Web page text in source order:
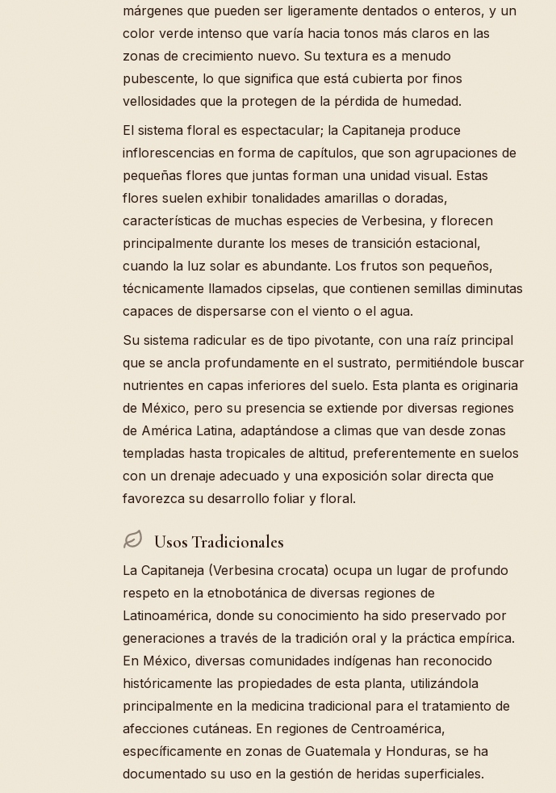
márgenes que pueden ser ligeramente dentados o enteros, y un
color verde intenso que varía hacia tonos más claros en las
zonas de crecimiento nuevo. Su textura es a menudo
pubescente, lo que significa que está cubierta por finos
vellosidades que la protegen de la pérdida de humedad.
El sistema floral es espectacular; la Capitaneja produce
inflorescencias en forma de capítulos, que son agrupaciones de
pequeñas flores que juntas forman una unidad visual. Estas
flores suelen exhibir tonalidades amarillas o doradas,
características de muchas especies de Verbesina, y florecen
principalmente durante los meses de transición estacional,
cuando la luz solar es abundante. Los frutos son pequeños,
técnicamente llamados cipselas, que contienen semillas diminutas
capaces de dispersarse con el viento o el agua.
Su sistema radicular es de tipo pivotante, con una raíz principal
que se ancla profundamente en el sustrato, permitiéndole buscar
nutrientes en capas inferiores del suelo. Esta planta es originaria
de México, pero su presencia se extiende por diversas regiones
de América Latina, adaptándose a climas que van desde zonas
templadas hasta tropicales de altitud, preferentemente en suelos
con un drenaje adecuado y una exposición solar directa que
favorezca su desarrollo foliar y floral.
Usos Tradicionales
La Capitaneja (Verbesina crocata) ocupa un lugar de profundo
respeto en la etnobotánica de diversas regiones de
Latinoamérica, donde su conocimiento ha sido preservado por
generaciones a través de la tradición oral y la práctica empírica.
En México, diversas comunidades indígenas han reconocido
históricamente las propiedades de esta planta, utilizándola
principalmente en la medicina tradicional para el tratamiento de
afecciones cutáneas. En regiones de Centroamérica,
específicamente en zonas de Guatemala y Honduras, se ha
documentado su uso en la gestión de heridas superficiales.